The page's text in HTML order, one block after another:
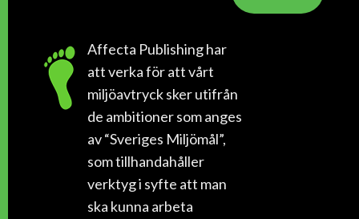
Affecta Publishing har
att verka för att vårt
miljöavtryck sker utifrån
de ambitioner som anges
av “Sveriges Miljömål”,
som tillhandahåller
verktyg i syfte att man
ska kunna arbeta